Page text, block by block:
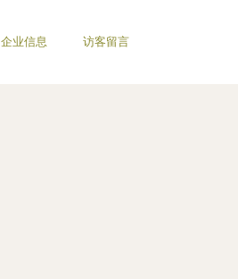
企业信息 访客留言